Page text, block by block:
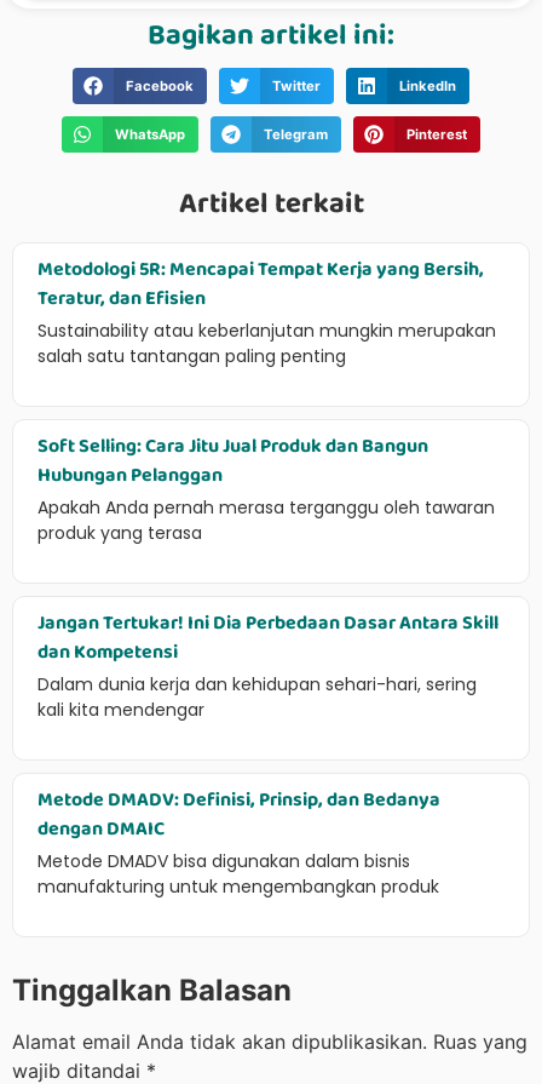
Bagikan artikel ini:
Facebook Twitter LinkedIn
WhatsApp Telegram Pinterest
Artikel terkait
Metodologi 5R: Mencapai Tempat Kerja yang Bersih,
Teratur, dan Efisien
Sustainability atau keberlanjutan mungkin merupakan
salah satu tantangan paling penting
Soft Selling: Cara Jitu Jual Produk dan Bangun
Hubungan Pelanggan
Apakah Anda pernah merasa terganggu oleh tawaran
produk yang terasa
Jangan Tertukar! Ini Dia Perbedaan Dasar Antara Skill
dan Kompetensi
Dalam dunia kerja dan kehidupan sehari-hari, sering
kali kita mendengar
Metode DMADV: Definisi, Prinsip, dan Bedanya
dengan DMAIC
Metode DMADV bisa digunakan dalam bisnis
manufakturing untuk mengembangkan produk
Tinggalkan Balasan
Alamat email Anda tidak akan dipublikasikan. Ruas yang
wajib ditandai *